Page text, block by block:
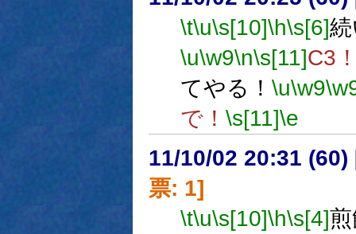
\t\u\s[10]\h\s[6]
\u\w9\n\s[11]C3
てやる！ \u\w9
で！ \s[11]\e
11/10/02 20:31 (60)
票: 1]
\t\u\s[10]\h\s[4]